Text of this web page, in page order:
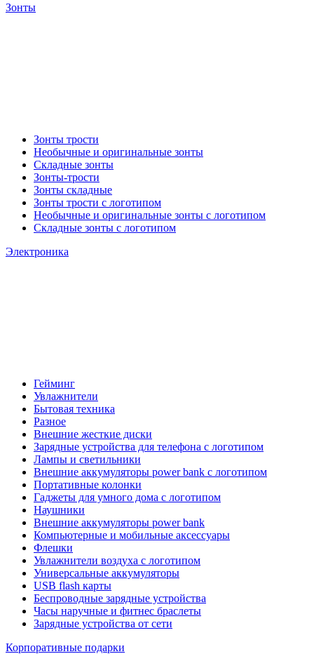
Зонты
Зонты трости
Необычные и оригинальные зонты
Складные зонты
Зонты-трости
Зонты складные
Зонты трости с логотипом
Необычные и оригинальные зонты с логотипом
Складные зонты с логотипом
Электроника
Гейминг
Увлажнители
Бытовая техника
Разное
Внешние жесткие диски
Зарядные устройства для телефона с логотипом
Лампы и светильники
Внешние аккумуляторы power bank с логотипом
Портативные колонки
Гаджеты для умного дома с логотипом
Наушники
Внешние аккумуляторы power bank
Компьютерные и мобильные аксессуары
Флешки
Увлажнители воздуха с логотипом
Универсальные аккумуляторы
USB flash карты
Беспроводные зарядные устройства
Часы наручные и фитнес браслеты
Зарядные устройства от сети
Корпоративные подарки